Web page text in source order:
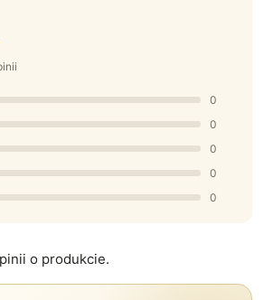
0
0
0
0
0
o produkcie.